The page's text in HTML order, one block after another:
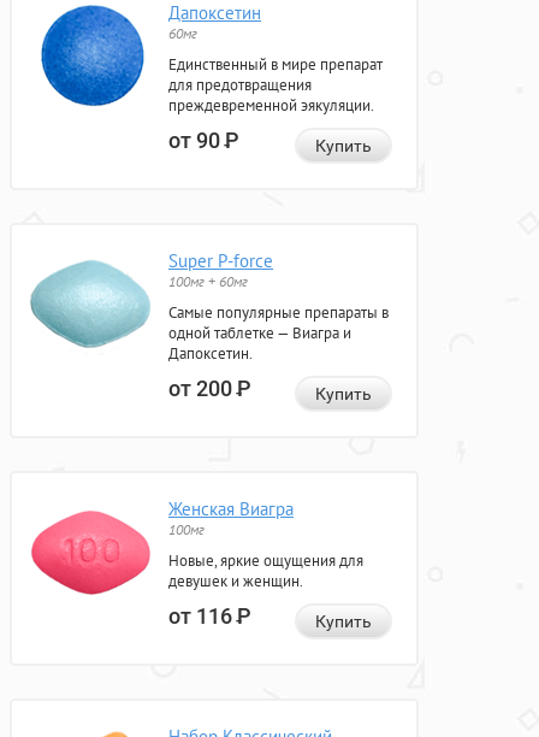
Дапоксетин
60мг
Единственный в мире препарат
для предотвращения
преждевременной эякуляции.
от 90Р Купить
Super P-force
100мг + 60мг
Самые популярные препараты в
одной таблетке — Виагра и
Дапоксетин.
от 200Р Купить
Женская Виагра
100мг
Новые, яркие ощущения для
девушек и женщин.
от 116Р Купить